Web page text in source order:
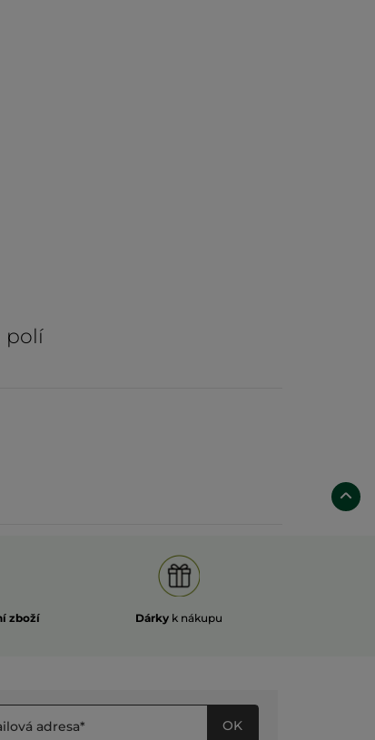
polí
zboží Dárky k nákupu
OK